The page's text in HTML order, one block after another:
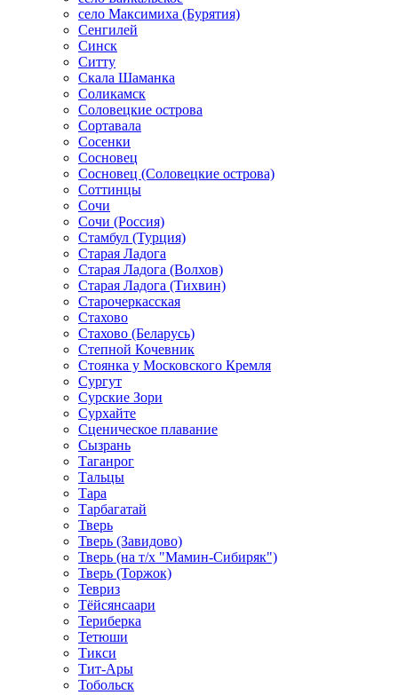
село Максимиха (Бурятия)
Сенгилей
Синск
Ситту
Скала Шаманка
Соликамск
Соловецкие острова
Сортавала
Сосенки
Сосновец
Сосновец (Соловецкие острова)
Соттинцы
Сочи
Сочи (Россия)
Стамбул (Турция)
Старая Ладога
Старая Ладога (Волхов)
Старая Ладога (Тихвин)
Старочеркасская
Стахово
Стахово (Беларусь)
Степной Кочевник
Стоянка у Московского Кремля
Сургут
Сурские Зори
Сурхайте
Сценическое плавание
Сызрань
Таганрог
Тальцы
Тара
Тарбагатай
Тверь
Тверь (Завидово)
Тверь (на т/х "Мамин-Сибиряк")
Тверь (Торжок)
Тевриз
Тёйсянсаари
Териберка
Тетюши
Тикси
Тит-Ары
Тобольск